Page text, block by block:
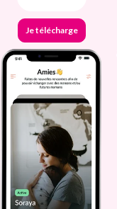
Je télécharge